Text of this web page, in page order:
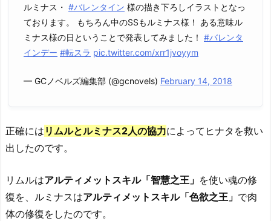
ルミナス・ #バレンタイン 様の描き下ろしイラストとなっ
ております。 もちろん中のSSもルミナス様！ ある意味ル
ミナス様の日ということで発表してみました！ #バレンタ
インデー #転スラ pic.twitter.com/xrr1jvoyym
— GCノベルズ編集部 (@gcnovels) February 14, 2018
正確には リムルとルミナス2人の協力によってヒナタを救い
出したのです。
リムルはアルティメットスキル「智慧之王」 を使い魂の修
復を、ルミナスはアルティメットスキル「色欲之王」 で肉
体の修復をしたのです。